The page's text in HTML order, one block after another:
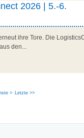
2026 | 5.-6.
ihre Tore. Die
den...
> Letzte >>